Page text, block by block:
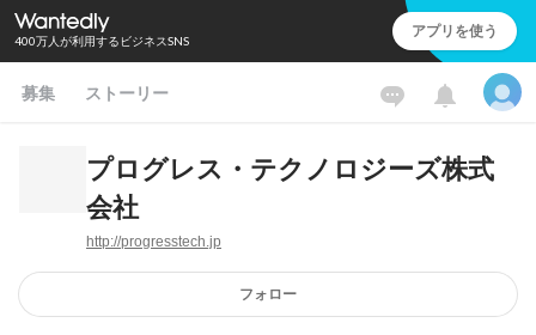
400万人が利用するビジネスSNS アプリを使う
募集 ストーリー
プログレス・テクノロジーズ株式
会社
http://progresstech.jp
フォロー